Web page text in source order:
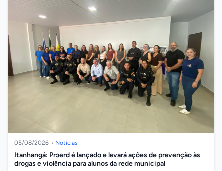
05/08/2026 • Notícias
Itanhangá: Proerd é lançado e levará ações de prevenção às
drogas e violência para alunos da rede municipal